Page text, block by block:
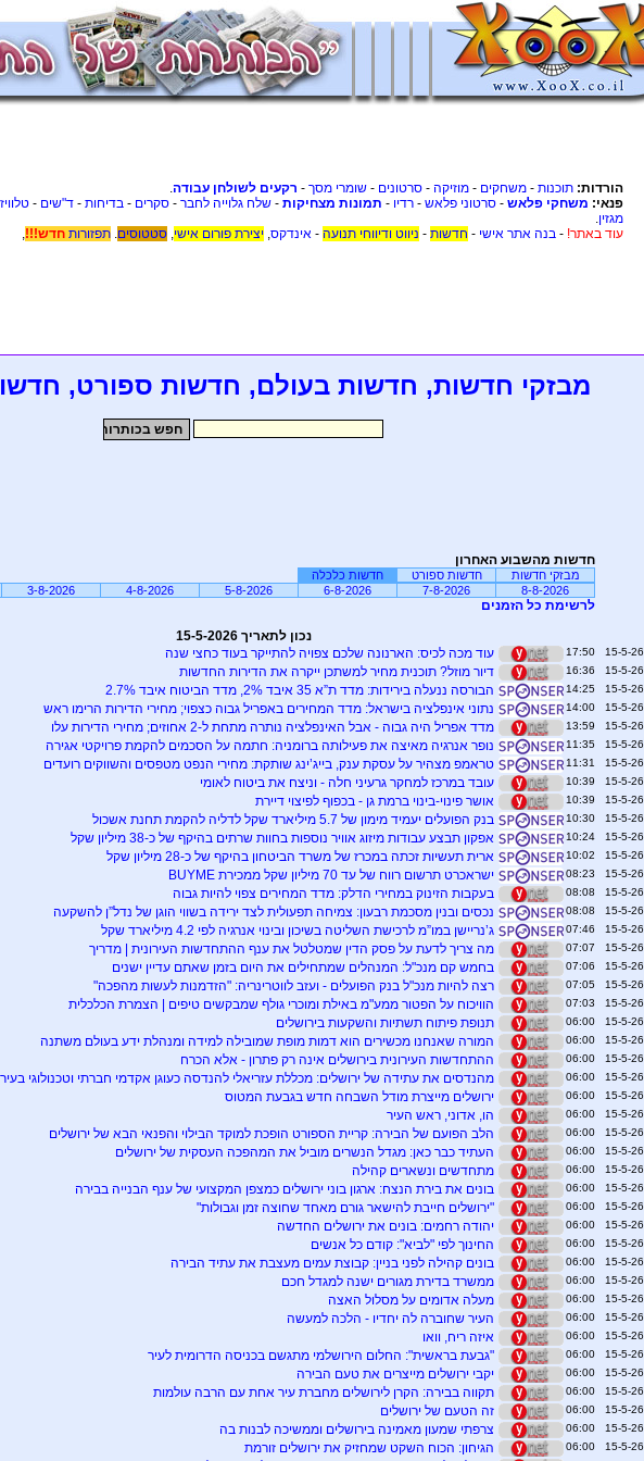
הורדות: תוכנות - משחקים - מוזיקה - סרטונים - שומרי מסך - רקעים לשולחן עבודה.
פנאי: משחקי פלאש - סרטוני פלאש - רדיו - תמונות מצחיקות - שלח גלוייה לחבר - סקרים - בדיחות - ד"שים -
מגזין.
עוד באתר! - בנה אתר אישי - חדשות - ניווט ודיווחי תנועה - אינדקס, יצירת פורום אישי, סטטוסים. תפזורות חדש!!!,
מבזקי חדשות, חדשות בעולם, חדשות ספורט,
חדשות מהשבוע האחרון
מבזקי חדשות חדשות ספורט
חדשות כלכלה
8-8-2026
7-8-2026
6-8-2026
5-8-2026
4-8-2026
3-8-2026
לרשימת כל הזמנים
נכון לתאריך 15-5-2026
15-5-26 17:50 עוד מכה לכיס: הארנונה שלכם צפויה להתייקר בעוד כחצי שנה
15-5-26 16:36 דיור מוזל? תוכנית מחיר למשתכן ייקרה את הדירות החדשות
15-5-26 14:25 הבורסה ננעלה בירידות: מדד ת”א 35 איבד 2%, מדד הביטוח איבד 2.7%
15-5-26 14:00 נתוני אינפלציה בישראל: מדד המחירים באפריל גבוה כצפוי; מחירי הדירות הרימו ראש
15-5-26 13:59 מדד אפריל היה גבוה - אבל האינפלציה נותרה מתחת ל-2 אחוזים; מחירי הדירות עלו
15-5-26 11:35 נופר אנרגיה מאיצה את פעילותה ברומניה: חתמה על הסכמים להקמת פרויקטי אגירה
15-5-26 11:31 טראמפ מצהיר על עסקת ענק, בייג’ינג שותקת: מחירי הנפט מטפסים והשווקים רועדים
15-5-26 10:39 עובד במרכז למחקר גרעיני חלה - וניצח את ביטוח לאומי
15-5-26 10:39 אושר פינוי-בינוי ברמת גן - בכפוף לפיצוי דיירת
15-5-26 10:30 בנק הפועלים יעמיד מימון של 5.7 מיליארד שקל לדליה להקמת תחנת אשכול
15-5-26 10:24 אפקון תבצע עבודות מיזוג אוויר נוספות בחוות שרתים בהיקף של כ-38 מיליון שקל
15-5-26 10:02 ארית תעשיות זכתה במכרז של משרד הביטחון בהיקף של כ-28 מיליון שקל
15-5-26 08:23 ישראכרט תרשום רווח של עד 70 מיליון שקל ממכירת BUYME
15-5-26 08:08 בעקבות הזינוק במחירי הדלק: מדד המחירים צפוי להיות גבוה
15-5-26 08:08 נכסים ובנין מסכמת רבעון: צמיחה תפעולית לצד ירידה בשווי הוגן של נדל”ן להשקעה
15-5-26 07:46 ג’נריישן במו”מ לרכישת השליטה בשיכון ובינוי אנרגיה לפי 4.2 מיליארד שקל
15-5-26 07:07 מה צריך לדעת על פסק הדין שמטלטל את ענף ההתחדשות העירונית | מדריך
15-5-26 07:06 בחמש קם מנכ"ל: המנהלים שמתחילים את היום בזמן שאתם עדיין ישנים
15-5-26 07:05 רצה להיות מנכ"ל בנק הפועלים - ועזב לווטרינריה: "הזדמנות לעשות מהפכה"
15-5-26 07:03 הוויכוח על הפטור ממע"מ באילת ומוכרי גולף שמבקשים טיפים | הצמרת הכלכלית
15-5-26 06:00 תנופת פיתוח תשתיות והשקעות בירושלים
15-5-26 06:00 המורה שאנחנו מכשירים הוא דמות מופת שמובילה למידה ומנהלת ידע בעולם משתנה
15-5-26 06:00 ההתחדשות העירונית בירושלים אינה רק פתרון - אלא הכרח
15-5-26 06:00 מהנדסים את עתידה של ירושלים: מכללת עזריאלי להנדסה כעוגן אקדמי חברתי וטכנולוגי בעיר
15-5-26 06:00 ירושלים מייצרת מודל השבחה חדש בגבעת המטוס
15-5-26 06:00 הו, אדוני, ראש העיר
15-5-26 06:00 הלב הפועם של הבירה: קריית הספורט הופכת למוקד הבילוי והפנאי הבא של ירושלים
15-5-26 06:00 העתיד כבר כאן: מגדל הנשרים מוביל את המהפכה העסקית של ירושלים
15-5-26 06:00 מתחדשים ונשארים קהילה
15-5-26 06:00 בונים את בירת הנצח: ארגון בוני ירושלים כמצפן המקצועי של ענף הבנייה בבירה
15-5-26 06:00 "ירושלים חייבת להישאר גורם מאחד שחוצה זמן וגבולות"
15-5-26 06:00 יהודה רחמים: בונים את ירושלים החדשה
15-5-26 06:00 החינוך לפי "לביא": קודם כל אנשים
15-5-26 06:00 בונים קהילה לפני בניין: קבוצת עמים מעצבת את עתיד הבירה
15-5-26 06:00 ממשרד בדירת מגורים ישנה למגדל חכם
15-5-26 06:00 מעלה אדומים על מסלול האצה
15-5-26 06:00 העיר שחוברה לה יחדיו - הלכה למעשה
15-5-26 06:00 איזה ריח, וואו
15-5-26 06:00 "גבעת בראשית": החלום הירושלמי מתגשם בכניסה הדרומית לעיר
15-5-26 06:00 יקבי ירושלים מייצרים את טעם הבירה
15-5-26 06:00 תקווה בבירה: הקרן לירושלים מחברת עיר אחת עם הרבה עולמות
15-5-26 06:00 זה הטעם של ירושלים
15-5-26 06:00 צרפתי שמעון מאמינה בירושלים וממשיכה לבנות בה
15-5-26 06:00 הגיחון: הכוח השקט שמחזיק את ירושלים זורמת